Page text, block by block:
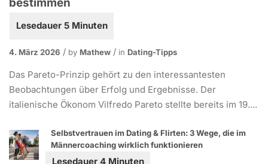
4. März 2026 by Mathew in Dating-Tipps
Das Pareto-Prinzip gehört zu den interessantesten
Beobachtungen über Erfolg und Ergebnisse. Der
italienische Ökonom Vilfredo Pareto stellte bereits im 19....
Selbstvertrauen im Dating & Flirten: 3 Wege, die im
Männercoaching wirklich funktionieren